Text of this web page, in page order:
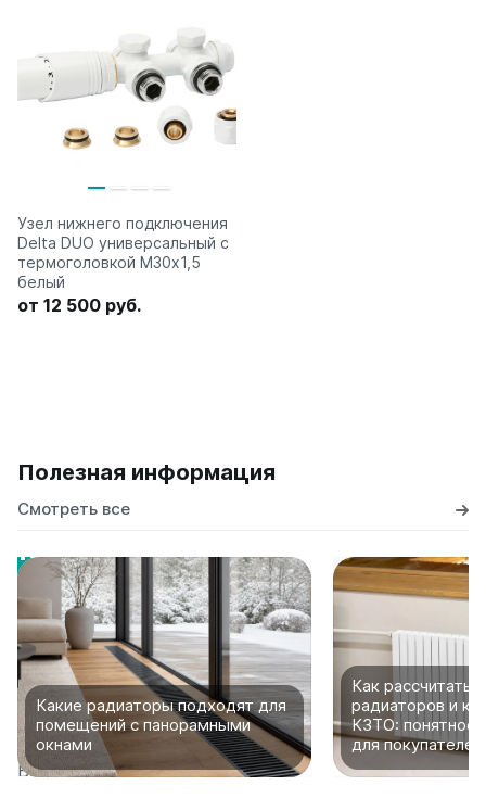
Узел нижнего подключения
Delta DUO универсальный с
термоголовкой М30х1,5
белый
от 12 500 руб.
Полезная информация
Смотреть все
Какие радиаторы подходят для
помещений с панорамными
окнами
Как рассчитать
радиаторов и
КЗТО: понятное
для покупателей